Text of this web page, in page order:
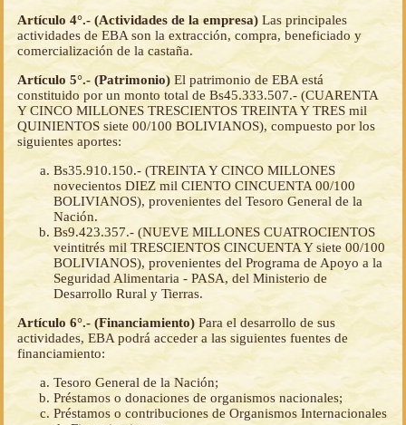
Artículo 4°.- (Actividades de la empresa) Las principales
actividades de EBA son la extracción, compra, beneficiado y
comercialización de la castaña.
Artículo 5°.- (Patrimonio) El patrimonio de EBA está
constituido por un monto total de Bs45.333.507.- (CUARENTA
Y CINCO MILLONES TRESCIENTOS TREINTA Y TRES mil
QUINIENTOS siete 00/100 BOLIVIANOS), compuesto por los
siguientes aportes:
Bs35.910.150.- (TREINTA Y CINCO MILLONES
novecientos DIEZ mil CIENTO CINCUENTA 00/100
BOLIVIANOS), provenientes del Tesoro General de la
Nación.
Bs9.423.357.- (NUEVE MILLONES CUATROCIENTOS
veintitrés mil TRESCIENTOS CINCUENTA Y siete 00/100
BOLIVIANOS), provenientes del Programa de Apoyo a la
Seguridad Alimentaria - PASA, del Ministerio de
Desarrollo Rural y Tierras.
Artículo 6°.- (Financiamiento) Para el desarrollo de sus
actividades, EBA podrá acceder a las siguientes fuentes de
financiamiento:
Tesoro General de la Nación;
Préstamos o donaciones de organismos nacionales;
Préstamos o contribuciones de Organismos Internacionales